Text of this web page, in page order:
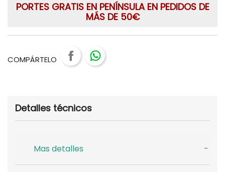
PORTES GRATIS EN PENÍNSULA EN PEDIDOS DE
MÁS DE 50€
COMPÁRTELO
Detalles técnicos
Mas detalles